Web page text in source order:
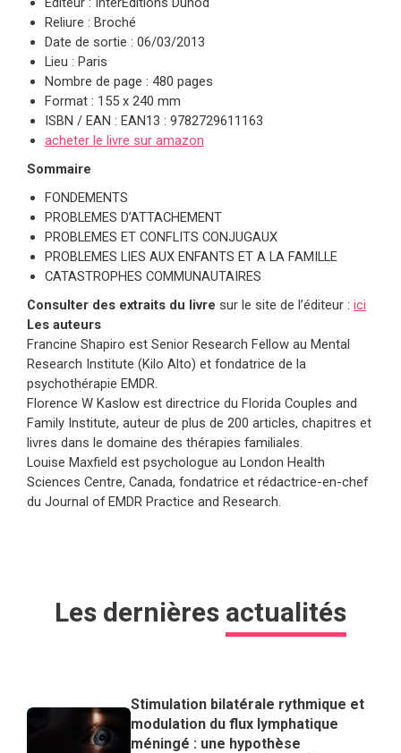
Reliure : Broché
Date de sortie : 06/03/2013
Lieu : Paris
Nombre de page : 480 pages
Format : 155 x 240 mm
ISBN / EAN : EAN13 : 9782729611163
acheter le livre sur amazon
Sommaire
FONDEMENTS
PROBLEMES D’ATTACHEMENT
PROBLEMES ET CONFLITS CONJUGAUX
PROBLEMES LIES AUX ENFANTS ET A LA FAMILLE
CATASTROPHES COMMUNAUTAIRES
Consulter des extraits du livre sur le site de l’éditeur : ici
Les auteurs
Francine Shapiro est Senior Research Fellow au Mental
Research Institute (Kilo Alto) et fondatrice de la
psychothérapie EMDR.
Florence W Kaslow est directrice du Florida Couples and
Family Institute, auteur de plus de 200 articles, chapitres et
livres dans le domaine des thérapies familiales.
Louise Maxfield est psychologue au London Health
Sciences Centre, Canada, fondatrice et rédactrice-en-chef
du Journal of EMDR Practice and Research.
Les dernières actualités
Stimulation bilatérale rythmique et
modulation du flux lymphatique
méningé : une hypothèse